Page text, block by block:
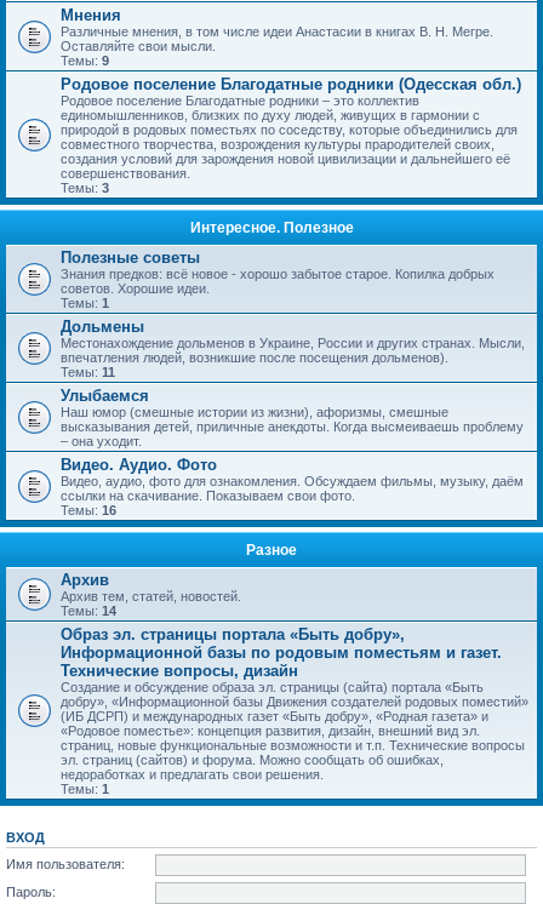
Мнения
Различные мнения, в том числе идеи Анастасии в книгах В. Н. Мегре.
Оставляйте свои мысли.
Темы: 9
Родовое поселение Благодатные родники (Одесская обл.)
Родовое поселение Благодатные родники – это коллектив
единомышленников, близких по духу людей, живущих в гармонии с
природой в родовых поместьях по соседству, которые объединились для
совместного творчества, возрождения культуры прародителей своих,
создания условий для зарождения новой цивилизации и дальнейшего её
совершенствования.
Темы: 3
Интересное. Полезное
Полезные советы
Знания предков: всё новое - хорошо забытое старое. Копилка добрых
советов. Хорошие идеи.
Темы: 1
Дольмены
Местонахождение дольменов в Украине, России и других странах. Мысли,
впечатления людей, возникшие после посещения дольменов).
Темы: 11
Улыбаемся
Наш юмор (смешные истории из жизни), афоризмы, смешные
высказывания детей, приличные анекдоты. Когда высмеиваешь проблему
– она уходит.
Видео. Аудио. Фото
Видео, аудио, фото для ознакомления. Обсуждаем фильмы, музыку, даём
ссылки на скачивание. Показываем свои фото.
Темы: 16
Разное
Архив
Архив тем, статей, новостей.
Темы: 14
Образ эл. страницы портала «Быть добру»,
Информационной базы по родовым поместьям и газет.
Технические вопросы, дизайн
Создание и обсуждение образа эл. страницы (сайта) портала «Быть
добру», «Информационной базы Движения создателей родовых поместий»
(ИБ ДСРП) и международных газет «Быть добру», «Родная газета» и
«Родовое поместье»: концепция развития, дизайн, внешний вид эл.
страниц, новые функциональные возможности и т.п. Технические вопросы
эл. страниц (сайтов) и форума. Можно сообщать об ошибках,
недоработках и предлагать свои решения.
Темы: 1
ВХОД
Имя пользователя:
Пароль: